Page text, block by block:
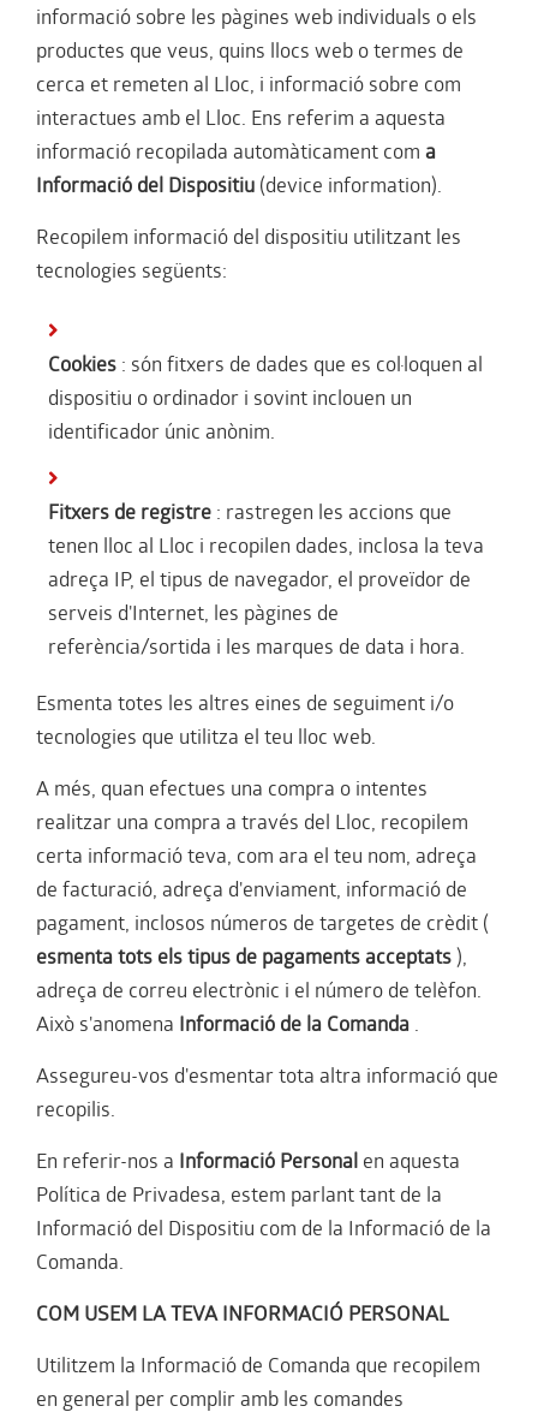
informació sobre les pàgines web individuals o els
productes que veus, quins llocs web o termes de
cerca et remeten al Lloc, i informació sobre com
interactues amb el Lloc. Ens referim a aquesta
informació recopilada automàticament com a
Informació del Dispositiu (device information).
Recopilem informació del dispositiu utilitzant les
tecnologies següents:
Cookies : són fitxers de dades que es col·loquen al
dispositiu o ordinador i sovint inclouen un
identificador únic anònim.
Fitxers de registre : rastregen les accions que
tenen lloc al Lloc i recopilen dades, inclosa la teva
adreça IP, el tipus de navegador, el proveïdor de
serveis d'Internet, les pàgines de
referència/sortida i les marques de data i hora.
Esmenta totes les altres eines de seguiment i/o
tecnologies que utilitza el teu lloc web.
A més, quan efectues una compra o intentes
realitzar una compra a través del Lloc, recopilem
certa informació teva, com ara el teu nom, adreça
de facturació, adreça d'enviament, informació de
pagament, inclosos números de targetes de crèdit (
esmenta tots els tipus de pagaments acceptats ),
adreça de correu electrònic i el número de telèfon.
Això s'anomena Informació de la Comanda .
Assegureu-vos d'esmentar tota altra informació que
recopilis.
En referir-nos a Informació Personal en aquesta
Política de Privadesa, estem parlant tant de la
Informació del Dispositiu com de la Informació de la
Comanda.
COM USEM LA TEVA INFORMACIÓ PERSONAL
Utilitzem la Informació de Comanda que recopilem
en general per complir amb les comandes